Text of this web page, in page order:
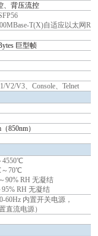
、背压流控
T(X)自适应以太网
巨型帧
V2/V3、Console、Telnet
850nm）
4550℃
70℃
90% RH 无凝结
95% RH 无凝结
60Hz 内置开关电源，
直流电源）